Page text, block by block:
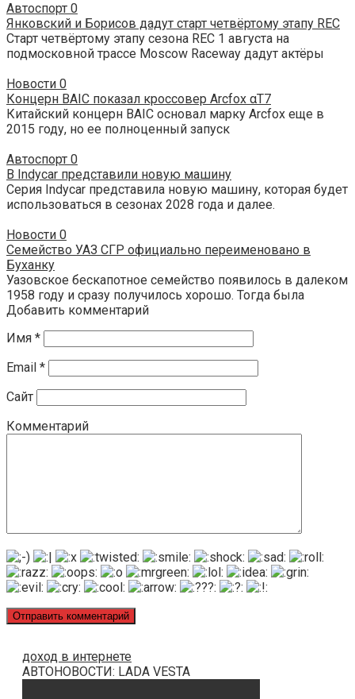
Автоспорт 0
Янковский и Борисов дадут старт четвёртому этапу REC
Старт четвёртому этапу сезона REC 1 августа на
подмосковной трассе Moscow Raceway дадут актёры
Новости 0
Концерн BAIC показал кроссовер Arcfox αT7
Китайский концерн BAIC основал марку Arcfox еще в
2015 году, но ее полноценный запуск
Автоспорт 0
В Indycar представили новую машину
Серия Indycar представила новую машину, которая будет
использоваться в сезонах 2028 года и далее.
Новости 0
Семейство УАЗ СГР официально переименовано в
Буханку
Уазовское бескапотное семейство появилось в далеком
1958 году и сразу получилось хорошо. Тогда была
Добавить комментарий
Имя *
Email *
Сайт
Комментарий
доход в интернете
АВТОНОВОСТИ: LADA VESTA